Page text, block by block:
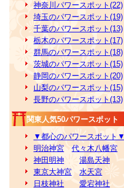
神奈川パワースポット(22)
埼玉のパワースポット(19)
千葉のパワースポット(13)
栃木のパワースポット(17)
群馬のパワースポット(18)
茨城のパワースポット(15)
静岡のパワースポット(20)
山梨のパワースポット(15)
長野のパワースポット(13)
関東人気50パワースポット
▼都心のパワースポット▼
明治神宮
代々木八幡宮
神田明神
湯島天神
東京大神宮
水天宮
日枝神社
愛宕神社